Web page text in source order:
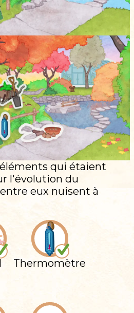
qui étaient
l'évolution du
eux nuisent à
Thermomètre